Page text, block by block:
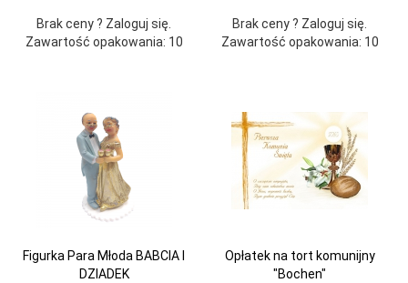
Brak ceny ? Zaloguj się.
Zawartość opakowania: 10
Brak ceny ? Zaloguj się.
Zawartość opakowania: 10
Figurka Para Młoda BABCIA I
DZIADEK
Opłatek na tort komunijny
"Bochen"